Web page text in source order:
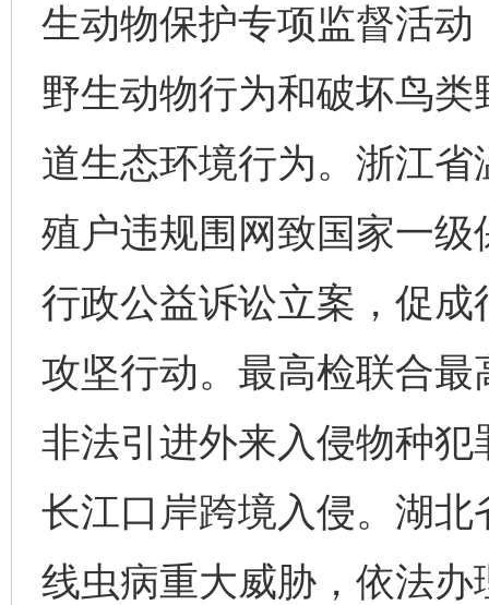
生动物保护专项监督活
野生动物行为和破坏鸟
道生态环境行为。浙江
殖户违规围网致国家一
行政公益诉讼立案，促
攻坚行动。最高检联合
非法引进外来入侵物种
长江口岸跨境入侵。湖
线虫病重大威胁，依法